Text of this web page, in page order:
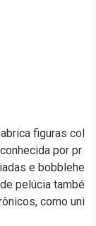
figuras col
por pr
e bobblehe
pelúcia també
como uni